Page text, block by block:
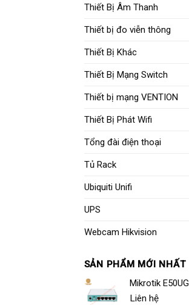
Thiết Bị Âm Thanh
Thiết bị đo viễn thông
Thiết Bị Khác
Thiết Bị Mạng Switch
Thiết bị mạng VENTION
Thiết Bị Phát Wifi
Tổng đài điện thoại
Tủ Rack
Ubiquiti Unifi
UPS
Webcam Hikvision
SẢN PHẨM MỚI NHẤT
Mikrotik E50UG
Liên hệ